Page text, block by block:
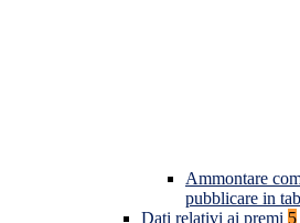
Ammontare
pubblicare in
Dati relativi ai premi 5